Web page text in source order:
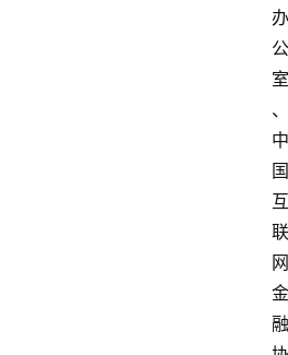
办
公
室
、
中
国
互
联
网
金
融